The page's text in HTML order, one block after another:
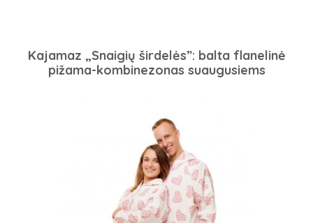
Kajamaz „Snaigių širdelės”: balta flanelinė
pižama-kombinezonas suaugusiems